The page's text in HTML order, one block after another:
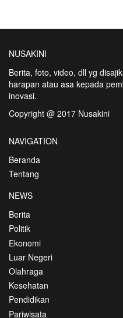
NUSAKINI
Berita, foto, video, dll yg
harapan atau asa kepada
inovasi.
Copyright @ 2017 Nusakini
NAVIGATION
Beranda
Tentang
NEWS
Berita
Politik
Ekonomi
Luar Negeri
Olahraga
Kesehatan
Pendidikan
Pariwisata